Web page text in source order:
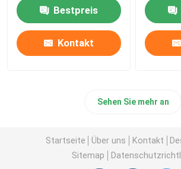
CAS 139755-83-2
Bestpreis
Kontakt
Sehen Sie mehr an
Startseite Über uns Kontakt
Sitemap